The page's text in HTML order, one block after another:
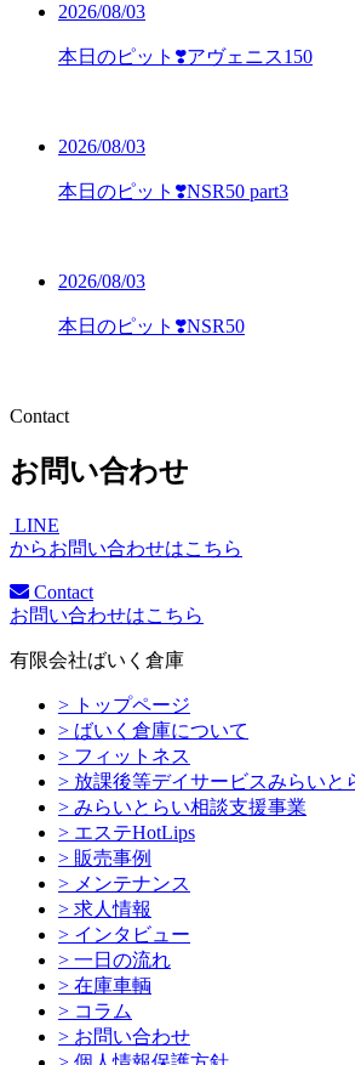
2026/08/03
本日のピット❣️アヴェニス150
2026/08/03
本日のピット❣️NSR50 part3
2026/08/03
本日のピット❣️NSR50
Contact
お問い合わせ
LINE
からお問い合わせはこちら
Contact
お問い合わせはこちら
有限会社ばいく倉庫
> トップページ
> ばいく倉庫について
> フィットネス
> 放課後等デイサービスみらいと
> みらいとらい相談支援事業
> エステHotLips
> 販売事例
> メンテナンス
> 求人情報
> インタビュー
> 一日の流れ
> 在庫車輌
> コラム
> お問い合わせ